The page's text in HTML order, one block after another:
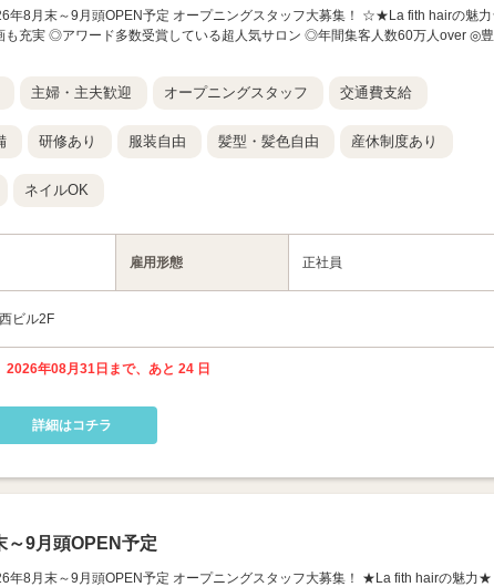
年8月末～9月頭OPEN予定 オープニングスタッフ大募集！ ☆★La fith hairの魅
充実 ◎アワード多数受賞している超人気サロン ◎年間集客人数60万人over ◎豊
主婦・主夫歓迎 オープニングスタッフ 交通費支給
研修あり 服装自由 髪型・髪色自由 産休制度あり
ネイルOK
雇用形態 正社員
ビル2F
2026年08月31日まで、あと 24 日
詳細はコチラ
～9月頭OPEN予定
年8月末～9月頭OPEN予定 オープニングスタッフ大募集！ ★La fith hairの魅力★